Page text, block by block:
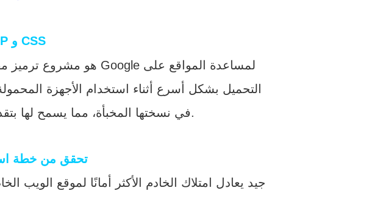
ضغط الصور AMP و CSS
أو Accelerated Mobile Pages هو مشروع ترميز مفتوح المصدر أنشأته Google لمساعدة المواقع على
التحميل بشكل أسرع أثناء استخدام الأجهزة
وتخزين خوادم Google في نسختها المخبأة، مما يسمح لها بتقديم المحتوى على الفور.
تحقق من خطة
جيد يعادل امتلاك الخادم الأكثر أمانًا لموقع